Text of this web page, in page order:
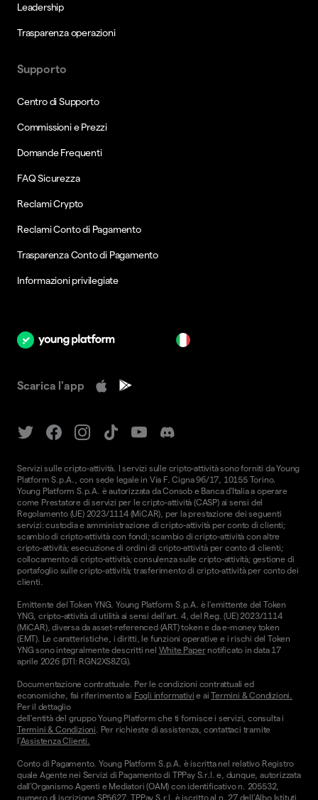
Leadership
Trasparenza operazioni
Supporto
Centro di Supporto
Commissioni e Prezzi
Domande Frequenti
FAQ Sicurezza
Reclami Crypto
Reclami Conto di Pagamento
Trasparenza Conto di Pagamento
Informazioni privilegiate
Scarica l'app
Servizi sulle cripto-attività. I servizi sulle cripto-attività sono forniti da Young
Platform S.p.A., con sede legale in Via F. Cigna 96/17, 10155 Torino.
Young Platform S.p.A. è autorizzata da Consob e Banca d'Italia a operare
come Prestatore di servizi per le cripto-attività (CASP) ai sensi del
Regolamento (UE) 2023/1114 (MiCAR), per la prestazione dei seguenti
servizi: custodia e amministrazione di cripto-attività per conto di clienti;
scambio di cripto-attività con fondi; scambio di cripto-attività con altre
cripto-attività; esecuzione di ordini di cripto-attività per conto di clienti;
collocamento di cripto-attività; consulenza sulle cripto-attività; gestione di
portafoglio sulle cripto-attività; trasferimento di cripto-attività per conto dei
clienti.
Emittente del Token YNG. Young Platform S.p.A. è l'emittente del Token
YNG, cripto-attività di utilità ai sensi dell'art. 4, del Reg. (UE) 2023/1114
(MiCAR), diversa da asset-referenced (ART) token e da e-money token
(EMT). Le caratteristiche, i diritti, le funzioni operative e i rischi del Token
YNG sono integralmente descritti nel White Papernotificato in data 17
aprile 2026 (DTI: RGN2XS8ZG).
Documentazione contrattuale. Per le condizioni contrattuali ed
economiche, fai riferimento ai Fogli informativi e aiTermini & Condizioni.
Per il dettaglio
dell'entità del gruppo Young Platform che ti fornisce i servizi, consulta i
Termini & Condizioni. Per richieste di assistenza, contattaci tramite
l'Assistenza Clienti.
Conto di Pagamento. Young Platform S.p.A. è iscritta nel relativo Registro
quale Agente nei Servizi di Pagamento di TPPay S.r.l. e, dunque, autorizzata
dall’Organismo Agenti e Mediatori (OAM) con identificativo n. 205532,
numero di iscrizione SP5627. TPPay S.r.l. è iscritto al n. 27 dell’Albo Istituti